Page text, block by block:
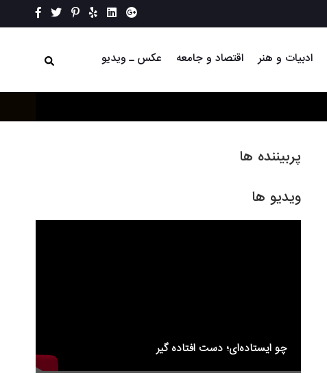
ادبیات و هنر اقتصاد و جامعه عکس ـ ویدیو
پربیننده ها
ویدیو ها
چو ایستاده‌ای؛ دست افتاده گیر